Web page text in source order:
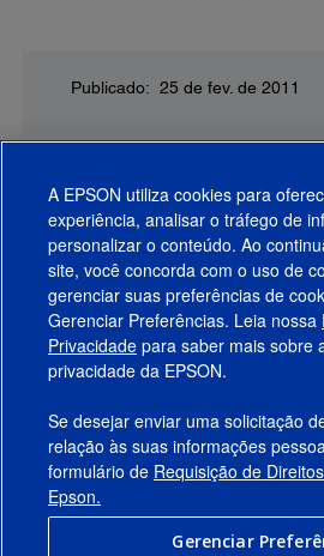
Publicado: 25 de fev. de 2011
Produtos
Suporte
Links Sugeridos
Empresa
Conecte-se com a Epson
A EPSON utiliza cookies para
experiência, analisar o tráfego de
personalizar o conteúdo. Ao
site, você concorda com o uso de
gerenciar suas preferências de
Gerenciar Preferências. Leia nossa
Privacidade para saber mais sobre
privacidade da EPSON.
Se desejar enviar uma solicitação
relação às suas informações
formulário de Requisição de
Epson.
Gerenciar